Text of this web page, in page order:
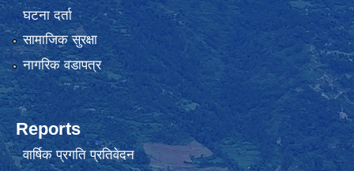
घटना दर्ता
सामाजिक सुरक्षा
नागरिक वडापत्र
Reports
वार्षिक प्रगति प्रतिवेदन